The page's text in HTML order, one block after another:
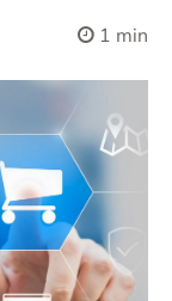
1 min